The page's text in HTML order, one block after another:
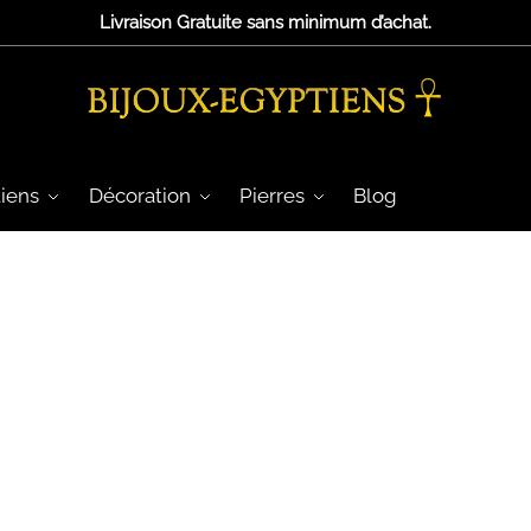
Livraison Gratuite sans minimum d’achat.
Décoration Pierres Blog